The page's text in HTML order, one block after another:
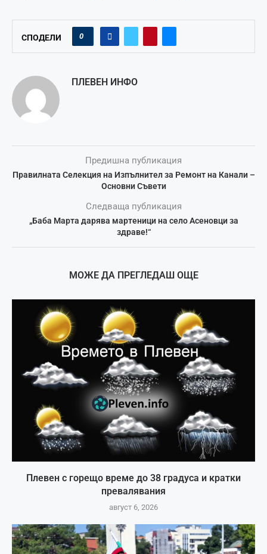
СПОДЕЛИ 0
ПЛЕВЕН ИНФО
Предишна публикация
Правилната Селекция на Изпълнител за Ремонт на Канали –
Основни Съвети
Следваща публикация
„Баба Марта дарява мартеници на село Асеновци за
здраве!“
МОЖЕ ДА ПРЕГЛЕДАШ ОЩЕ
Плевен с горещо време до 38 градуса и кратки
превалявания
август 6, 2026